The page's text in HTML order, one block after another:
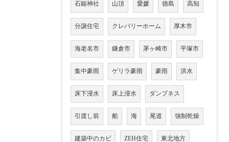
石鎚神社 山頂 愛媛 徳島 高知
分譲住宅 クレバリーホーム 厚木市
海老名市 鎌倉市 茅ヶ崎市 平塚市
集中豪雨 ゲリラ豪雨 豪雨 洪水
床下浸水 床上浸水 ダンプネス
引渡し前 船 海 尾道 強制乾燥
建築中のカビ ZEH住宅 東北地方